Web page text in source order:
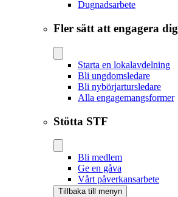
Dugnadsarbete
Fler sätt att engagera dig
Starta en lokalavdelning
Bli ungdomsledare
Bli nybörjartursledare
Alla engagemangsformer
Stötta STF
Bli medlem
Ge en gåva
Vårt påverkansarbete
Tillbaka till menyn